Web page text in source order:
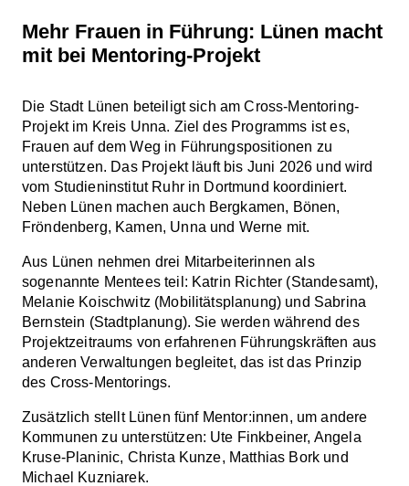
Mehr Frauen in Führung: Lünen macht
mit bei Mentoring-Projekt
Die Stadt Lünen beteiligt sich am Cross-Mentoring-
Projekt im Kreis Unna. Ziel des Programms ist es,
Frauen auf dem Weg in Führungspositionen zu
unterstützen. Das Projekt läuft bis Juni 2026 und wird
vom Studieninstitut Ruhr in Dortmund koordiniert.
Neben Lünen machen auch Bergkamen, Bönen,
Fröndenberg, Kamen, Unna und Werne mit.
Aus Lünen nehmen drei Mitarbeiterinnen als
sogenannte Mentees teil: Katrin Richter (Standesamt),
Melanie Koischwitz (Mobilitätsplanung) und Sabrina
Bernstein (Stadtplanung). Sie werden während des
Projektzeitraums von erfahrenen Führungskräften aus
anderen Verwaltungen begleitet, das ist das Prinzip
des Cross-Mentorings.
Zusätzlich stellt Lünen fünf Mentor:innen, um andere
Kommunen zu unterstützen: Ute Finkbeiner, Angela
Kruse-Planinic, Christa Kunze, Matthias Bork und
Michael Kuzniarek.